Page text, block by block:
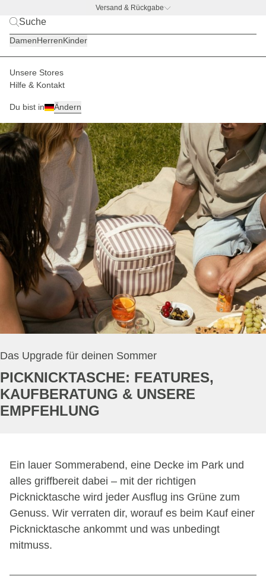
Versand & Rückgabe
DamenHerrenKinder
Unsere Stores
Hilfe & Kontakt
Du bist in Ändern
Das Upgrade für deinen Sommer
PICKNICKTASCHE: FEATURES,
KAUFBERATUNG & UNSERE
EMPFEHLUNG
Ein lauer Sommerabend, eine Decke im Park und
alles griffbereit dabei – mit der richtigen
Picknicktasche wird jeder Ausflug ins Grüne zum
Genuss. Wir verraten dir, worauf es beim Kauf einer
Picknicktasche ankommt und was unbedingt
mitmuss.